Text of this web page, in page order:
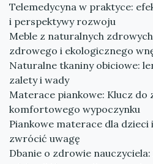
Telemedycyna w praktyce:
i perspektywy rozwoju
Meble z naturalnych
zdrowego i ekologicznego
Naturalne tkaniny obiciowe:
zalety i wady
Materace piankowe: Klucz do
komfortowego wypoczynku
Piankowe materace dla
zwrócić uwagę
Dbanie o zdrowie